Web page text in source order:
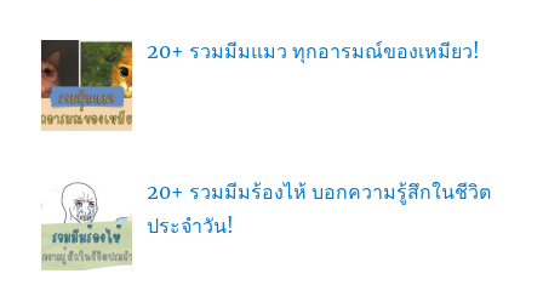
20+ รวมมีมแมว ทุกอารมณ์ของเหมียว!
20+ รวมมีมร้องไห้ บอกความรู้สึกในชีวิต
ประจำวัน!